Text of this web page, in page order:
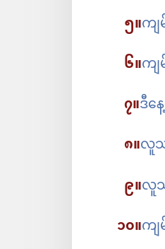
၅။က
၆။က
၇။ဒီန
၈။လူ
၉။လူ
၁၀။က